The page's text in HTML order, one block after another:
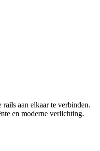
aan elkaar te verbinden.
en moderne verlichting.